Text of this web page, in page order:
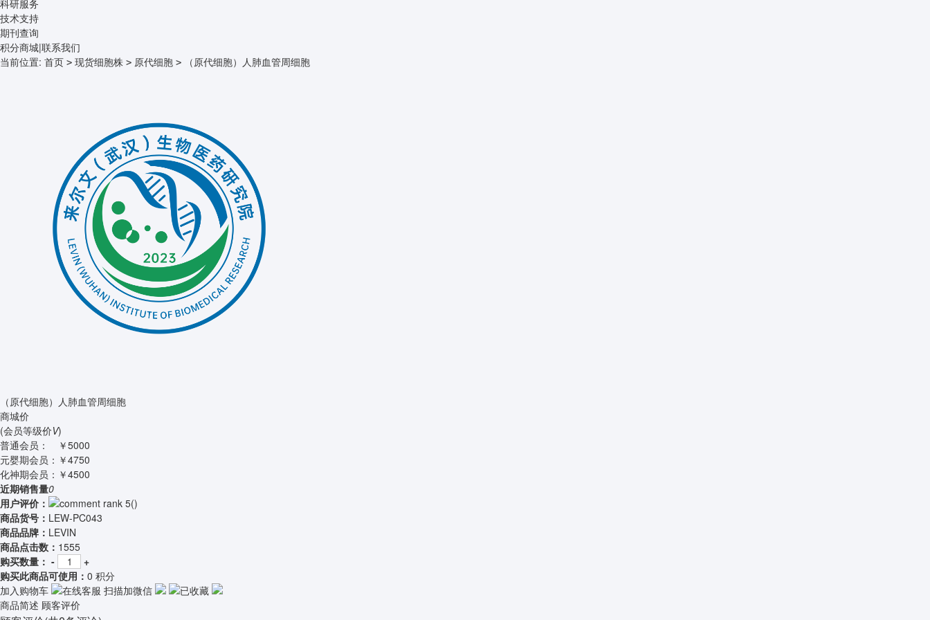
科研服务
技术支持
期刊查询
积分商城|联系我们
当前位置: 首页 > 现货细胞株 > 原代细胞 > （原代细胞）人肺血管周细胞
（原代细胞）人肺血管周细胞
商城价
(会员等级价V)
普通会员：
￥5000
元婴期会员： ￥4750
化神期会员： ￥4500
近期销售量0
用户评价：
()
商品货号： LEW-PC043
商品品牌： LEVIN
商品点击数： 1555
购买数量： -
+
购买此商品可使用： 0 积分
加入购物车
在线客服 扫描加微信
已收藏
商品简述 顾客评价